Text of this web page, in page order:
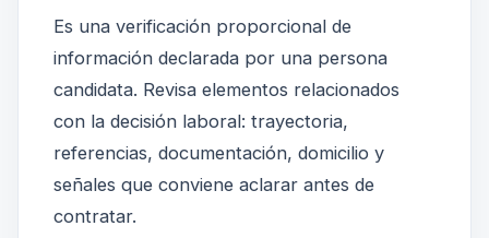
Es una verificación proporcional de
información declarada por una persona
candidata. Revisa elementos relacionados
con la decisión laboral: trayectoria,
referencias, documentación, domicilio y
señales que conviene aclarar antes de
contratar.